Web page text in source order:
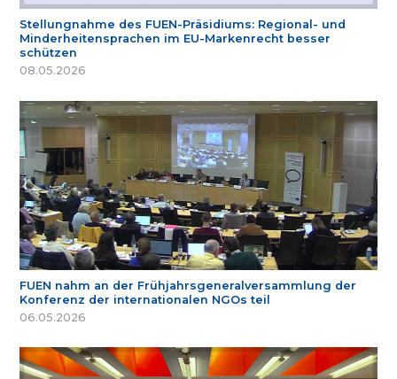
Stellungnahme des FUEN-Präsidiums: Regional- und
Minderheitensprachen im EU-Markenrecht besser
schützen
08.05.2026
FUEN nahm an der Frühjahrsgeneralversammlung der
Konferenz der internationalen NGOs teil
06.05.2026